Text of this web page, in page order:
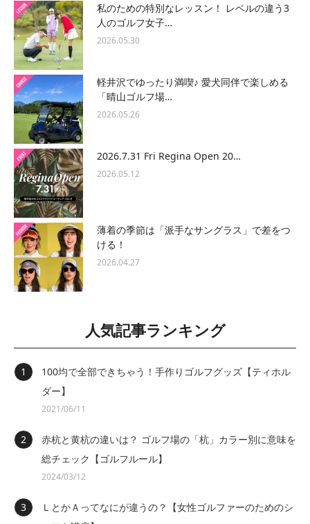
私のための特別なレッスン！ レベルの違う3
人のゴルフ女子…
2026.05.30
軽井沢でゆったり満喫♪ 愛犬同伴で楽しめる
「晴山ゴルフ場…
2026.05.26
2026.7.31 Fri Regina Open 20…
2026.05.12
薄着の季節は「派手なサングラス」で差をつ
ける！
2026.04.27
人気記事ランキング
100均で全部できちゃう！手作りゴルフグッズ【ティホル
ダー】
2021/06/11
赤杭と黄杭の違いは？ ゴルフ場の「杭」カラー別に意味を
総チェック【ゴルフルール】
2024/03/12
ＬとかＡってなにが違うの？【女性ゴルファーのためのシ